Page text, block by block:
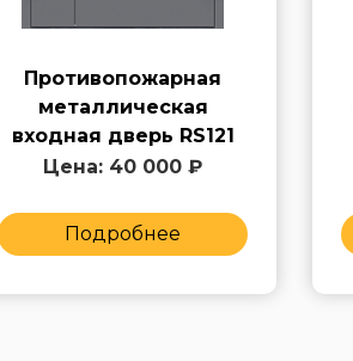
Противопожарная
металлическая
входная дверь RS121
Цена: 40 000 ₽
Подробнее